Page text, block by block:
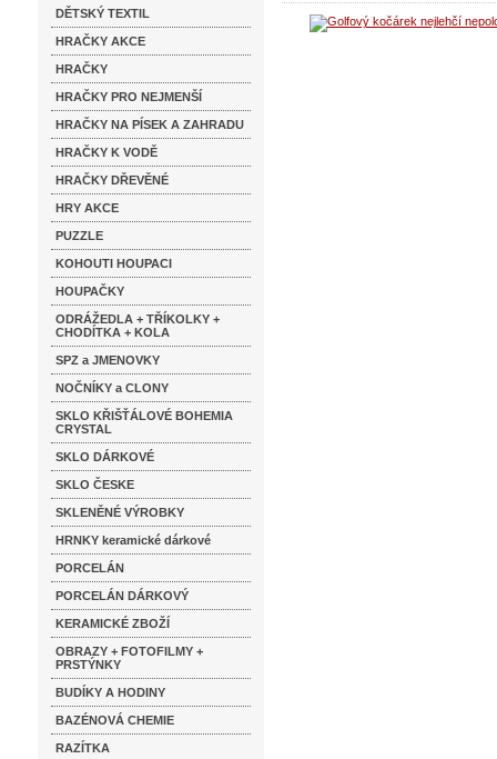
DĚTSKÝ TEXTIL
HRAČKY AKCE
HRAČKY
HRAČKY PRO NEJMENŠÍ
HRAČKY NA PÍSEK A ZAHRADU
HRAČKY K VODĚ
HRAČKY DŘEVĚNÉ
HRY AKCE
PUZZLE
KOHOUTI HOUPACI
HOUPAČKY
ODRÁŽEDLA + TŘÍKOLKY +
CHODÍTKA + KOLA
SPZ a JMENOVKY
NOČNÍKY a CLONY
SKLO KŘIŠŤÁLOVÉ BOHEMIA
CRYSTAL
SKLO DÁRKOVÉ
SKLO ČESKE
SKLENĚNÉ VÝROBKY
HRNKY keramické dárkové
PORCELÁN
PORCELÁN DÁRKOVÝ
KERAMICKÉ ZBOŽÍ
OBRAZY + FOTOFILMY +
PRSTÝNKY
BUDÍKY A HODINY
BAZÉNOVÁ CHEMIE
RAZÍTKA